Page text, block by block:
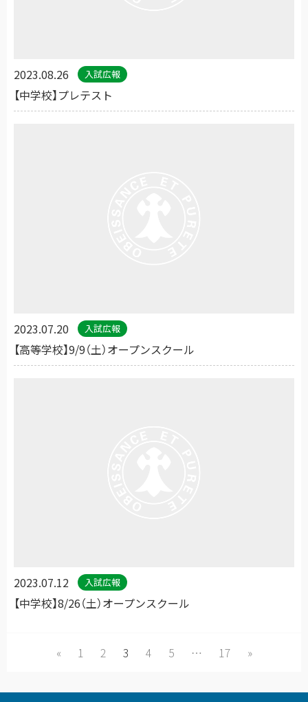
2023.08.26 入試広報
【中学校】プレテスト
2023.07.20 入試広報
【高等学校】9/9（土）オープンスクール
2023.07.12 入試広報
【中学校】8/26（土）オープンスクール
« 1 2 3 4 5 … 17 »